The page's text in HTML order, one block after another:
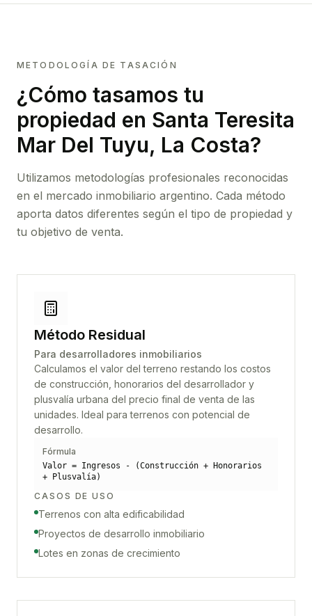
METODOLOGÍA DE TASACIÓN
¿Cómo tasamos tu
propiedad en Santa Teresita
Mar Del Tuyu, La Costa?
Utilizamos metodologías profesionales reconocidas
en el mercado inmobiliario argentino. Cada método
aporta datos diferentes según el tipo de propiedad y
tu objetivo de venta.
Método Residual
Para desarrolladores inmobiliarios
Calculamos el valor del terreno restando los costos
de construcción, honorarios del desarrollador y
plusvalía urbana del precio final de venta de las
unidades. Ideal para terrenos con potencial de
desarrollo.
Fórmula
Valor = Ingresos - (Construcción + Honorarios
+ Plusvalía)
CASOS DE USO
Terrenos con alta edificabilidad
Proyectos de desarrollo inmobiliario
Lotes en zonas de crecimiento